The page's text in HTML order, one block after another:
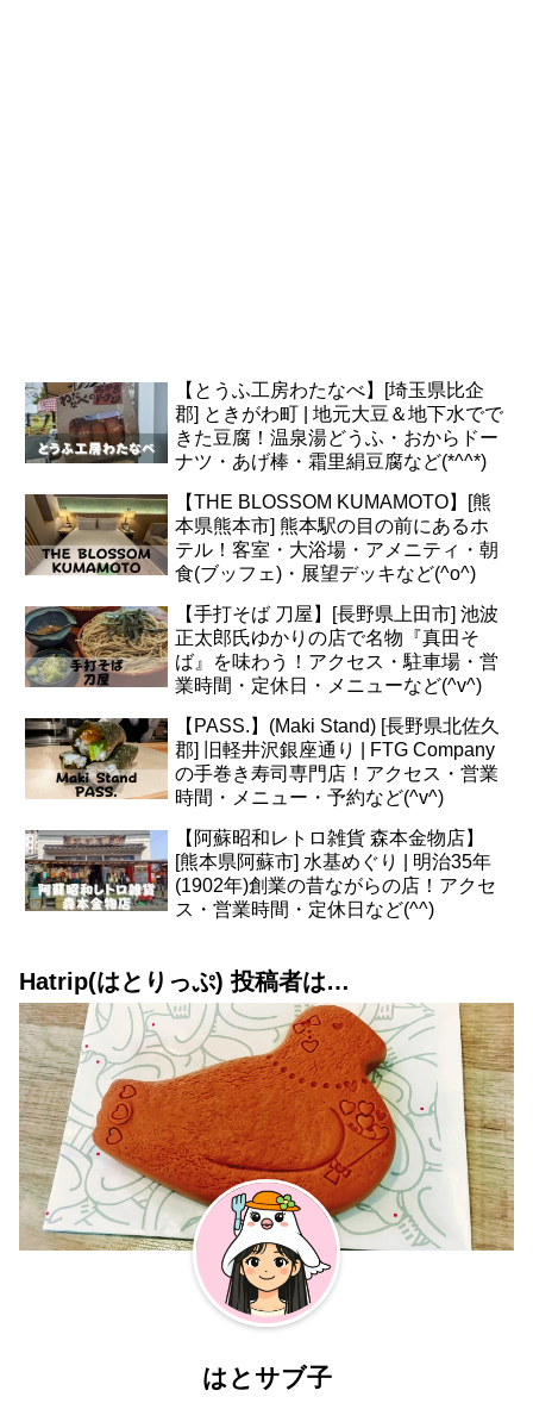
【とうふ工房わたなべ】[埼玉県比企
郡] ときがわ町 | 地元大豆＆地下水でで
きた豆腐！温泉湯どうふ・おからドー
ナツ・あげ棒・霜里絹豆腐など(*^^*)
【THE BLOSSOM KUMAMOTO】[熊
本県熊本市] 熊本駅の目の前にあるホ
テル！客室・大浴場・アメニティ・朝
食(ブッフェ)・展望デッキなど(^o^)
【手打そば 刀屋】[長野県上田市] 池波
正太郎氏ゆかりの店で名物『真田そ
ば』を味わう！アクセス・駐車場・営
業時間・定休日・メニューなど(^v^)
【PASS.】(Maki Stand) [長野県北佐久
郡] 旧軽井沢銀座通り | FTG Company
の手巻き寿司専門店！アクセス・営業
時間・メニュー・予約など(^v^)
【阿蘇昭和レトロ雑貨 森本金物店】
[熊本県阿蘇市] 水基めぐり | 明治35年
(1902年)創業の昔ながらの店！アクセ
ス・営業時間・定休日など(^^)
Hatrip(はとりっぷ) 投稿者は…
はとサブ子